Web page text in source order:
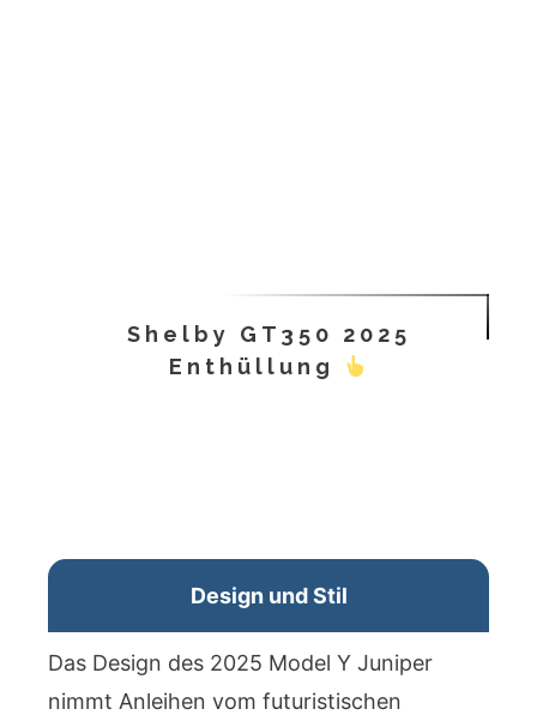
Shelby GT350 2025
Enthüllung
Design und Stil
Das Design des 2025 Model Y Juniper
nimmt Anleihen vom futuristischen